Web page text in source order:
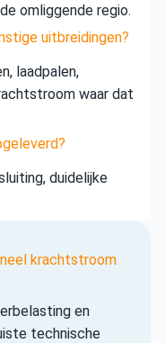
omliggende regio.
uitbreidingen?
laadpalen,
waar dat
duidelijke
krachtstroom
en
technische